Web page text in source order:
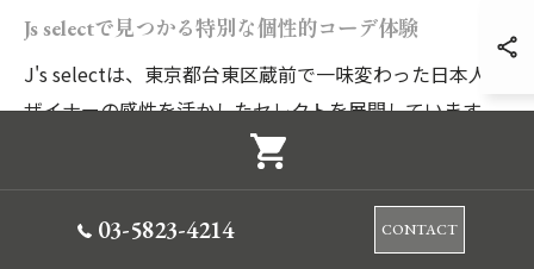
Js selectで見つかる特別な個性的コーデ体験
J's selectは、東京都台東区蔵前で一味変わった日本人デ
ザイナーの感性を活かしたセレクトを展開しています。
ここでは、他にはないディテールや素材使い、遊び心の
ます。例えば、伝統技術を現代風にアレンジしたジャケ
ットや、アート作品のようなプリントTシャツなど、着
03-5823-4214 CONTACT